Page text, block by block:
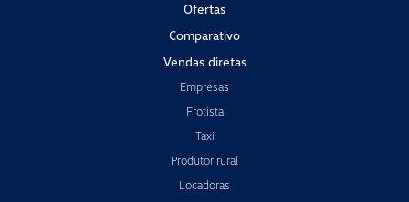
Ofertas
Comparativo
Vendas diretas
Empresas
Frotista
Táxi
Produtor rural
Locadoras